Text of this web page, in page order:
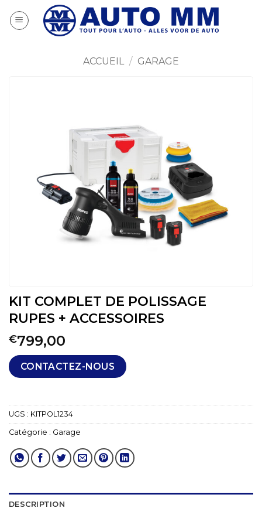
au
ACCUEIL / GARAGE
KIT COMPLET DE POLISSAGE
RUPES + ACCESSOIRES
€799,00
CONTACTEZ-NOUS
UGS : KITPOL1234
Catégorie : Garage
DESCRIPTION